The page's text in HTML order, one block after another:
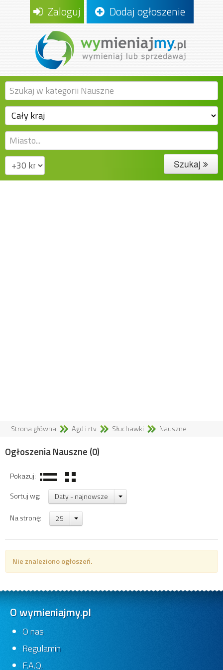
Zaloguj Dodaj ogłoszenie
Szukaj
Strona główna Agd i rtv Słuchawki Nauszne
Ogłoszenia Nauszne (0)
Pokazuj:
Sortuj wg:
Daty - najnowsze
Na stronę: 25
Nie znaleziono ogłoszeń.
O wymieniajmy.pl
O nas
Regulamin
F.A.Q.